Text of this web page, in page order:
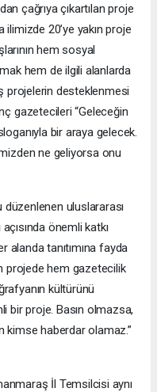
çağrıya çıkartılan proje
20’ye yakın proje
hem sosyal
hem de ilgili alanlarda
projelerin desteklenmesi
gazetecileri “Geleceğin
bir araya gelecek.
ne geliyorsa onu
uluslararası
önemli katkı
alanda tanıtımına fayda
projede hem gazetecilik
kültürünü
bir proje. Basın olmazsa,
kimse haberdar olamaz.”
İl Temsilcisi aynı